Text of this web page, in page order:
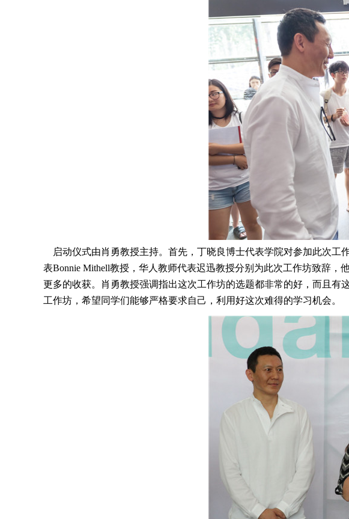
启动仪式由肖勇教授主持。首先，丁晓良博士代表学院对参加此次工
表Bonnie Mithell教授，华人教师代表迟迅教授分别为此次工作坊致辞
更多的收获。肖勇教授强调指出这次工作坊的选题都非常的好，而且
工作坊，希望同学们能够严格要求自己，利用好这次难得的学习机会。